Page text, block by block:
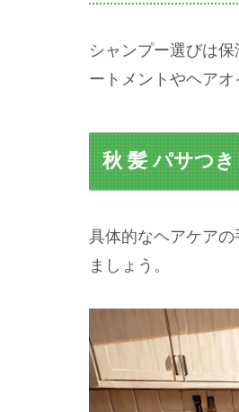
シャンプー選びは
ートメントやヘアオ
秋 髪 パサつ
具体的なヘアケア
ましょう。